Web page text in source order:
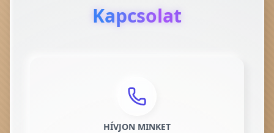
Kapcsolat
HÍVJON MINKET